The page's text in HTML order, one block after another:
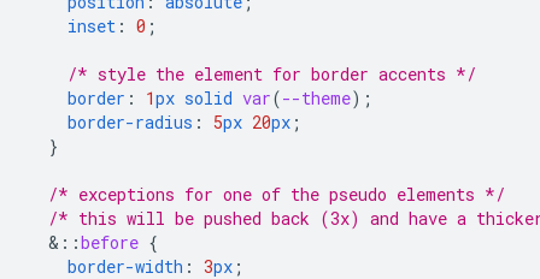
inset : 0 ;
/* style the element for border accents */
border : 1px solid var(--theme);
border-radius : 5px 20px ;
}
/* exceptions for one of the pseudo elements */
/* this will be pushed back (3x) and have a
& ::before {
border-width : 3px ;